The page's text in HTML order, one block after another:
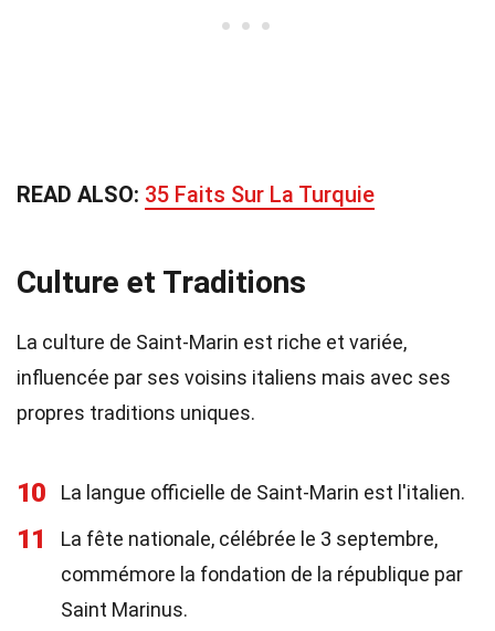
READ ALSO: 35 Faits Sur La Turquie
Culture et Traditions
La culture de Saint-Marin est riche et variée,
influencée par ses voisins italiens mais avec ses
propres traditions uniques.
10 La langue officielle de Saint-Marin est l'italien.
11
La fête nationale, célébrée le 3 septembre,
commémore la fondation de la république par
Saint Marinus.